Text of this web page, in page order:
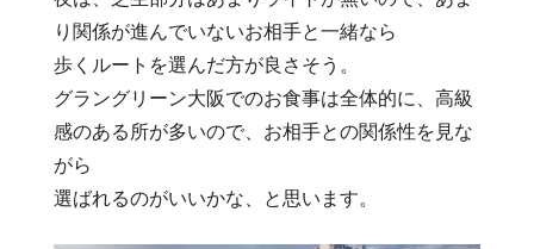
り関係が進んでいないお相手と一緒なら
歩くルートを選んだ方が良さそう。
グラングリーン大阪でのお食事は全体的に、高級
感のある所が多いので、お相手との関係性を見な
がら
選ばれるのがいいかな、と思います。